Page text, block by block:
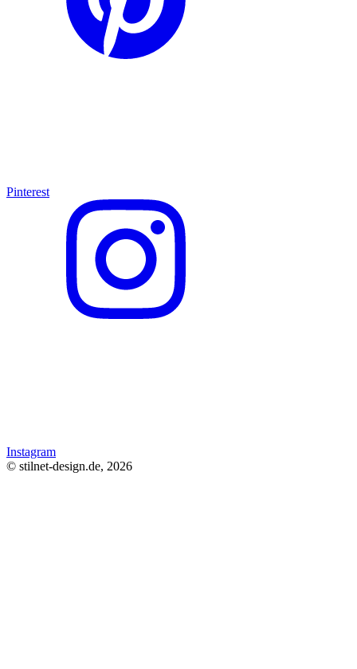
Pinterest
Instagram
© stilnet-design.de, 2026